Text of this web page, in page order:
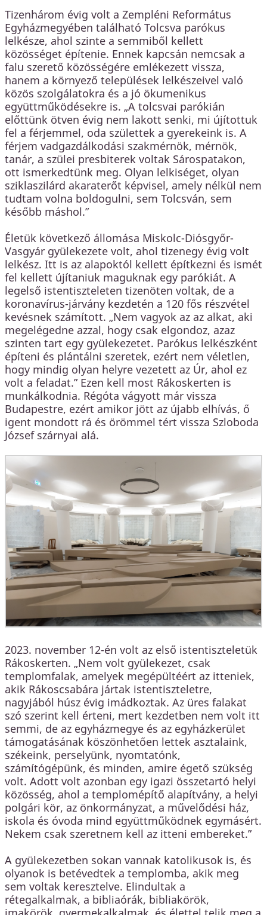
Tizenhárom évig volt a Zempléni Református
Egyházmegyében található Tolcsva parókus
lelkésze, ahol szinte a semmiből kellett
közösséget építenie. Ennek kapcsán nemcsak a
falu szerető közösségére emlékezett vissza,
hanem a környező települések lelkészeivel való
közös szolgálatokra és a jó ökumenikus
együttműködésekre is. „A tolcsvai parókián
előttünk ötven évig nem lakott senki, mi újítottuk
fel a férjemmel, oda születtek a gyerekeink is. A
férjem vadgazdálkodási szakmérnök, mérnök,
tanár, a szülei presbiterek voltak Sárospatakon,
ott ismerkedtünk meg. Olyan lelkiséget, olyan
sziklaszilárd akaraterőt képvisel, amely nélkül nem
tudtam volna boldogulni, sem Tolcsván, sem
később máshol.”
Életük következő állomása Miskolc-Diósgyőr-
Vasgyár gyülekezete volt, ahol tizenegy évig volt
lelkész. Itt is az alapoktól kellett építkezni és ismét
fel kellett újítaniuk maguknak egy parókiát. A
legelső istentiszteleten tizenöten voltak, de a
koronavírus-járvány kezdetén a 120 fős részvétel
kevésnek számított. „Nem vagyok az az alkat, aki
megelégedne azzal, hogy csak elgondoz, azaz
szinten tart egy gyülekezetet. Parókus lelkészként
építeni és plántálni szeretek, ezért nem véletlen,
hogy mindig olyan helyre vezetett az Úr, ahol ez
volt a feladat.” Ezen kell most Rákoskerten is
munkálkodnia. Régóta vágyott már vissza
Budapestre, ezért amikor jött az újabb elhívás, ő
igent mondott rá és örömmel tért vissza Szloboda
József szárnyai alá.
2023. november 12-én volt az első istentiszteletük
Rákoskerten. „Nem volt gyülekezet, csak
templomfalak, amelyek megépültéért az itteniek,
akik Rákoscsabára jártak istentiszteletre,
nagyjából húsz évig imádkoztak. Az üres falakat
szó szerint kell érteni, mert kezdetben nem volt itt
semmi, de az egyházmegye és az egyházkerület
támogatásának köszönhetően lettek asztalaink,
székeink, perselyünk, nyomtatónk,
számítógépünk, és minden, amire égető szükség
volt. Adott volt azonban egy igazi összetartó helyi
közösség, ahol a templomépítő alapítvány, a helyi
polgári kör, az önkormányzat, a művelődési ház,
iskola és óvoda mind együttműködnek egymásért.
Nekem csak szeretnem kell az itteni embereket.”
A gyülekezetben sokan vannak katolikusok is, és
olyanok is betévedtek a templomba, akik meg
sem voltak keresztelve. Elindultak a
rétegalkalmak, a bibliaórák, bibliakörök,